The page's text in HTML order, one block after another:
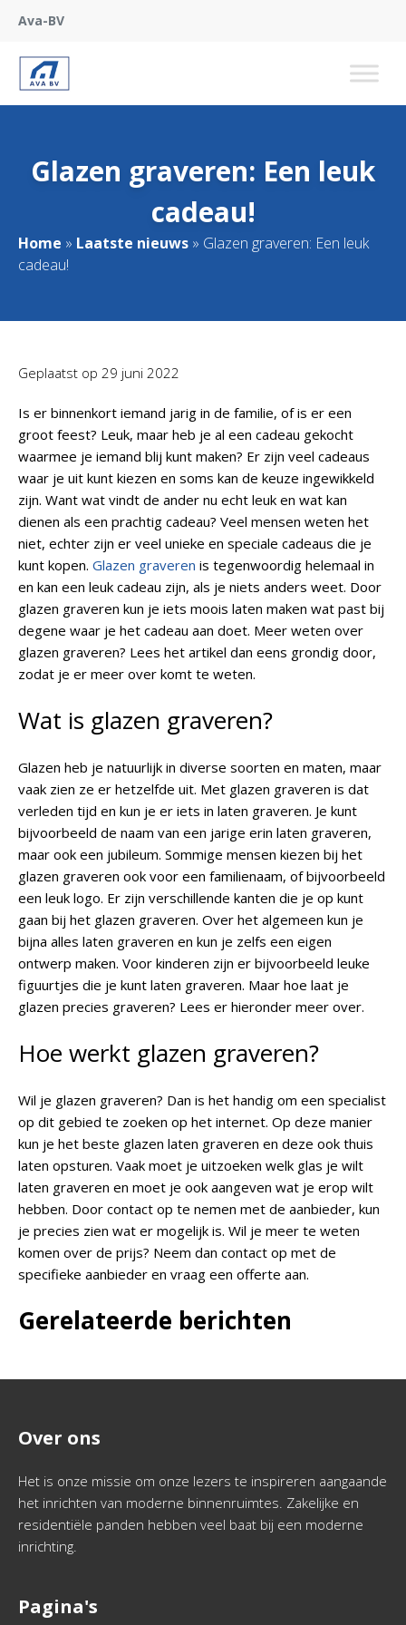
Ava-BV
Glazen graveren: Een leuk
cadeau!
Home » Laatste nieuws » Glazen graveren: Een leuk
cadeau!
Geplaatst op 29 juni 2022
Is er binnenkort iemand jarig in de familie, of is er een
groot feest? Leuk, maar heb je al een cadeau gekocht
waarmee je iemand blij kunt maken? Er zijn veel cadeaus
waar je uit kunt kiezen en soms kan de keuze ingewikkeld
zijn. Want wat vindt de ander nu echt leuk en wat kan
dienen als een prachtig cadeau? Veel mensen weten het
niet, echter zijn er veel unieke en speciale cadeaus die je
kunt kopen. Glazen graveren is tegenwoordig helemaal in
en kan een leuk cadeau zijn, als je niets anders weet. Door
glazen graveren kun je iets moois laten maken wat past bij
degene waar je het cadeau aan doet. Meer weten over
glazen graveren? Lees het artikel dan eens grondig door,
zodat je er meer over komt te weten.
Wat is glazen graveren?
Glazen heb je natuurlijk in diverse soorten en maten, maar
vaak zien ze er hetzelfde uit. Met glazen graveren is dat
verleden tijd en kun je er iets in laten graveren. Je kunt
bijvoorbeeld de naam van een jarige erin laten graveren,
maar ook een jubileum. Sommige mensen kiezen bij het
glazen graveren ook voor een familienaam, of bijvoorbeeld
een leuk logo. Er zijn verschillende kanten die je op kunt
gaan bij het glazen graveren. Over het algemeen kun je
bijna alles laten graveren en kun je zelfs een eigen
ontwerp maken. Voor kinderen zijn er bijvoorbeeld leuke
figuurtjes die je kunt laten graveren. Maar hoe laat je
glazen precies graveren? Lees er hieronder meer over.
Hoe werkt glazen graveren?
Wil je glazen graveren? Dan is het handig om een specialist
op dit gebied te zoeken op het internet. Op deze manier
kun je het beste glazen laten graveren en deze ook thuis
laten opsturen. Vaak moet je uitzoeken welk glas je wilt
laten graveren en moet je ook aangeven wat je erop wilt
hebben. Door contact op te nemen met de aanbieder, kun
je precies zien wat er mogelijk is. Wil je meer te weten
komen over de prijs? Neem dan contact op met de
specifieke aanbieder en vraag een offerte aan.
Gerelateerde berichten
Over ons
Het is onze missie om onze lezers te inspireren aangaande
het inrichten van moderne binnenruimtes. Zakelijke en
residentiële panden hebben veel baat bij een moderne
inrichting.
Pagina's